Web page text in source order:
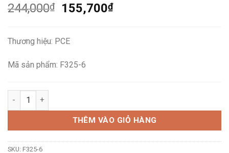
244,000₫
Giá
244,000₫.
155,700₫Giá
Thương hiệu: PCE
Mã sản phẩm: F325-6
Ổ cắm công nghiệp âm PCE F325-6 32A 5P 400V 6H IP44
THÊM VÀO GIỎ HÀNG
SKU: F325-6